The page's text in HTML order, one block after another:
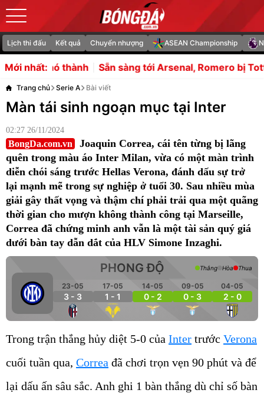
Lịch thi đấu Kết quả Chuyển nhượng ASEAN Championship
Mới nhất:
Sẵn sàng tới Arsenal, Romero bị Tottenham ngăn
Trang chủ Serie A Bài viết
Màn tái sinh ngoạn mục tại Inter
02:27 26/11/2024
BongDa.com.vn
Joaquin Correa, cái tên từng bị lãng
quên trong màu áo Inter Milan, vừa có một màn trình
diễn chói sáng trước Hellas Verona, đánh dấu sự trở
lại mạnh mẽ trong sự nghiệp ở tuổi 30. Sau nhiều mùa
giải gây thất vọng và thậm chí phải trải qua một quãng
thời gian cho mượn không thành công tại Marseille,
Correa đã chứng minh anh vẫn là một tài sản quý giá
dưới bàn tay dẫn dắt của HLV Simone Inzaghi.
PHONG ĐỘ
23-05
3 - 3
17-05
1 - 1
14-05
0 - 2
09-05
0 - 3
04-05
2 - 0
Thắng Hòa Thua
Trong trận thắng hủy diệt 5-0 của Inter trước Verona
cuối tuần qua, Correa đã chơi trọn vẹn 90 phút và để
lại dấu ấn sâu sắc. Anh ghi 1 bàn thắng dù chỉ số bàn